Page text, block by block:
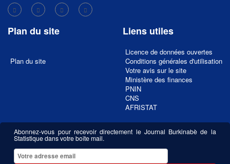
Plan du site
Plan du site
Liens utiles
Licence de données ouvertes
Conditions générales d'utilisation
Votre avis sur le site
Ministère des finances
PNIN
CNS
AFRISTAT
Abonnez-vous pour recevoir directement le Journal Burkinabè de la
Statistique dans votre boîte mail.